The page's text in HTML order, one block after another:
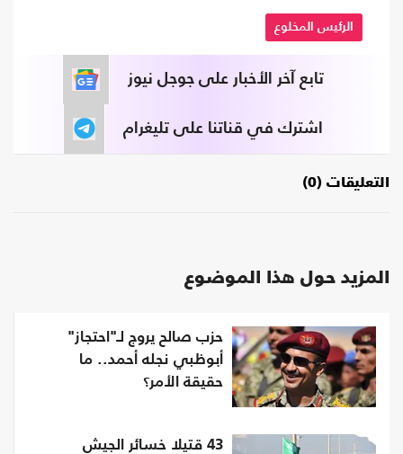
الرئيس المخلوع
تابع آخر الأخبار على جوجل نيوز
اشترك في قناتنا على تليغرام
التعليقات (0)
المزيد حول هذا الموضوع
حزب صالح يروج لـ"احتجاز"
أبوظبي نجله أحمد.. ما
حقيقة الأمر؟
43 قتيلا خسائر الجيش